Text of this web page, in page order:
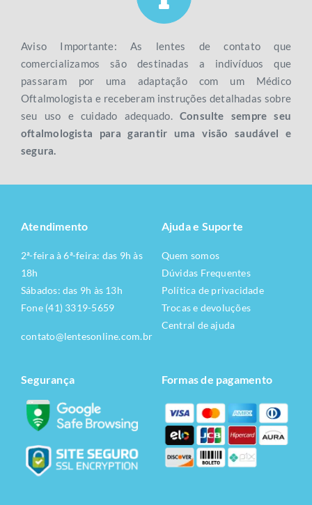
Aviso Importante: As lentes de contato que
comercializamos são destinadas a indivíduos que
passaram por uma adaptação com um Médico
Oftalmologista e receberam instruções detalhadas sobre
seu uso e cuidado adequado. Consulte sempre seu
oftalmologista para garantir uma visão saudável e
segura.
Atendimento
2ª-feira à 6ª-feira: das 9h às
18h
Sábados: das 9h às 13h
Fone (41) 3319-5659
contato@lentesonline.com.br
Ajuda e Suporte
Quem somos
Dúvidas Frequentes
Política de privacidade
Trocas e devoluções
Central de ajuda
Segurança Formas de pagamento